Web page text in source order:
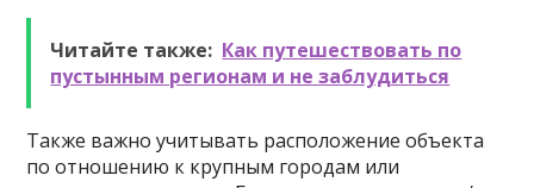
Читайте также: Как путешествовать по
пустынным регионам и не заблудиться
Также важно учитывать расположение объекта
по отношению к крупным городам или